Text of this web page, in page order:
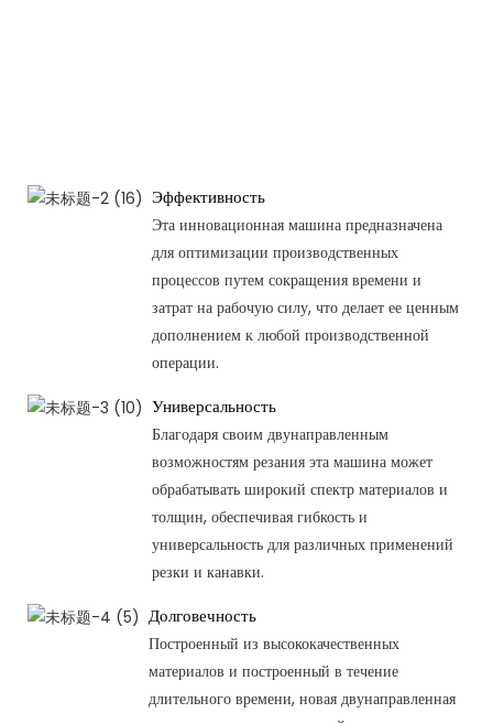
Эффективность
Эта инновационная машина предназначена
для оптимизации производственных
процессов путем сокращения времени и
затрат на рабочую силу, что делает ее ценным
дополнением к любой производственной
операции.
Универсальность
Благодаря своим двунаправленным
возможностям резания эта машина может
обрабатывать широкий спектр материалов и
толщин, обеспечивая гибкость и
универсальность для различных применений
резки и канавки.
Долговечность
Построенный из высококачественных
материалов и построенный в течение
длительного времени, новая двунаправленная